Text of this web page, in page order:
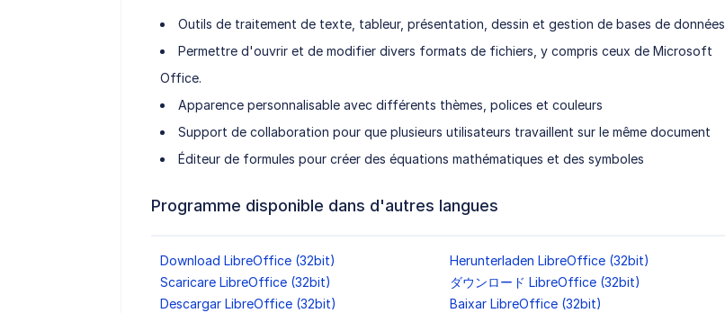
Outils de traitement de texte, tableur, présentation, dessin et gestion de bases de données
Permettre d'ouvrir et de modifier divers formats de fichiers, y compris ceux de Microsoft
Office.
Apparence personnalisable avec différents thèmes, polices et couleurs
Support de collaboration pour que plusieurs utilisateurs travaillent sur le même document
Éditeur de formules pour créer des équations mathématiques et des symboles
Programme disponible dans d'autres langues
Download LibreOffice (32bit)
Herunterladen LibreOffice (32bit)
Scaricare LibreOffice (32bit)
ダウンロード LibreOffice (32bit)
Descargar LibreOffice (32bit)
Baixar LibreOffice (32bit)